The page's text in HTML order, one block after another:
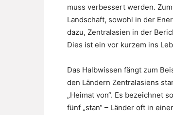
muss verbessert werden.
Landschaft, sowohl in der
dazu, Zentralasien in der
Dies ist ein vor kurzem ins
Das Halbwissen fängt zum
den Ländern Zentralasiens
„Heimat von“. Es bezeichnet
fünf „stan“ – Länder oft in